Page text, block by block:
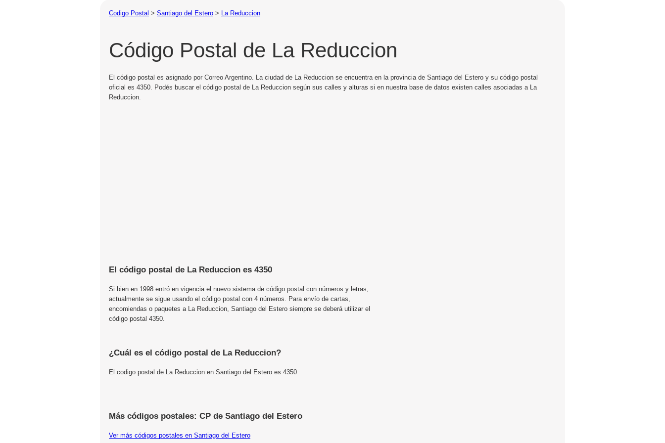
Codigo Postal > Santiago del Estero > La Reduccion
Código Postal de La Reduccion
El código postal es asignado por Correo Argentino. La ciudad de La Reduccion se encuentra en la provincia de Santiago del Estero y su código postal
oficial es 4350. Podés buscar el código postal de La Reduccion según sus calles y alturas si en nuestra base de datos existen calles asociadas a La
Reduccion.
El código postal de La Reduccion es 4350
Si bien en 1998 entró en vigencia el nuevo sistema de código postal con números y letras,
actualmente se sigue usando el código postal con 4 números. Para envío de cartas,
encomiendas o paquetes a La Reduccion, Santiago del Estero siempre se deberá utilizar el
código postal 4350.
¿Cuál es el código postal de La Reduccion?
El codigo postal de La Reduccion en Santiago del Estero es 4350
Más códigos postales: CP de Santiago del Estero
Ver más códigos postales en Santiago del Estero